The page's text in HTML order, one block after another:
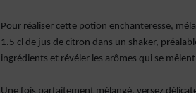
Pour réaliser cette potion enchanteresse,
1.5 cl de jus de citron dans un shaker,
ingrédients et révéler les arômes qui se